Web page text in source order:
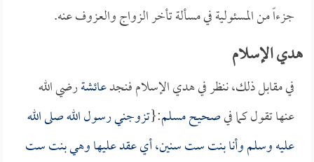
جزءاً من المسئولية في مسألة تأخر الزواج والعزوف عنه.
هدي الإسلام
في مقابل ذلك، ننظر في هدي الإسلام فنجدعائشةرضي الله
عنها تقول كما فيصحيح مسلم:{تزوجني رسول الله صلى الله
عليه وسلم وأنا بنت ست سنين، أي عقد عليها وهي بنت ست